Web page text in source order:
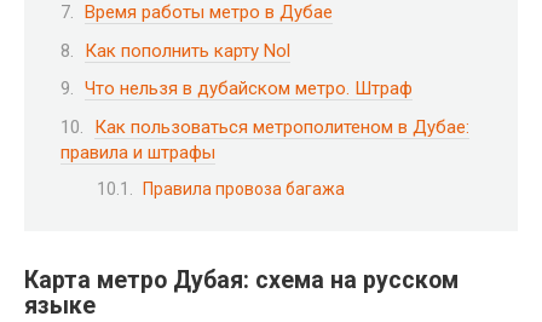
Время работы метро в Дубае
Как пополнить карту Nol
Что нельзя в дубайском метро. Штраф
Как пользоваться метрополитеном в Дубае:
правила и штрафы
Правила провоза багажа
Карта метро Дубая: схема на русском
языке